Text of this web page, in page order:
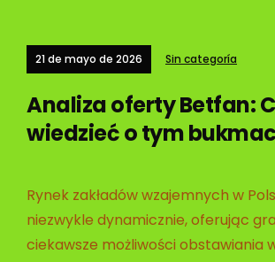
21 de mayo de 2026 Sin categoría
Analiza oferty Betfan:
wiedzieć o tym
Rynek zakładów wzajemnych w
niezwykle dynamicznie, oferując
ciekawsze możliwości obstawiania